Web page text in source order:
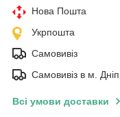
Нова Пошта
Укрпошта
Самовивіз
Самовивіз в м.
Всі умови доставки